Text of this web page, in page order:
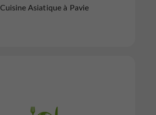
Cuisine Asiatique à Pavie